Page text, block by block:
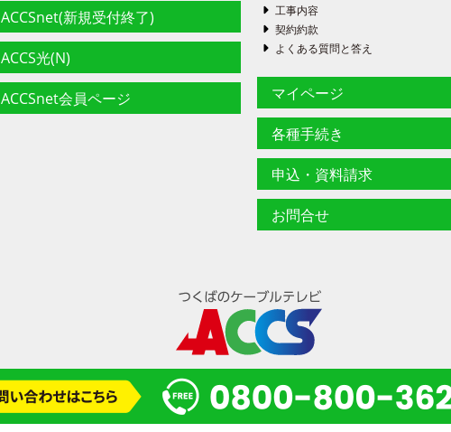
ACCSnet(新規受付終了)
ACCS光(N)
ACCSnet会員ページ
工事内容
契約約款
よくある質問と答え
マイページ
各種手続き
申込・資料請求
お問合せ
© 2024 一般財団法人 研究学園都市コミュニティケーブルサービス(ACCS)